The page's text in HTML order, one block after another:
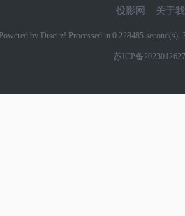
投影网 关于
Powered by Discuz! Processed in 0.228485
苏ICP备